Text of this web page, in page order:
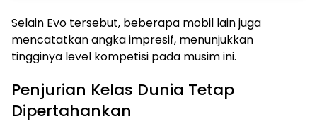
Selain Evo tersebut, beberapa mobil lain juga
mencatatkan angka impresif, menunjukkan
tingginya level kompetisi pada musim ini.
Penjurian Kelas Dunia Tetap
Dipertahankan